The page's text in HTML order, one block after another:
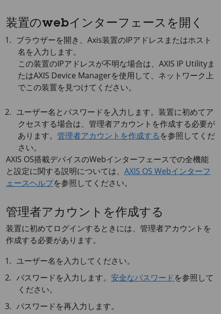
装置のwebインターフェースを開く
ブラウザーを開き、Axis装置のIPアドレスまたはホスト
名を入力します。
この装置のIPアドレスが不明な場合は、 AXIS IP Utilityま
たはAXIS Device Managerを使用して、ネットワーク上
でこの装置を見つけてください。
ユーザー名とパスワードを入力します。装置に初めてア
クセスする場合は、管理者アカウントを作成する必要が
あります。 管理者アカウントを作成するを参照してくだ
さい。
AXIS OS搭載デバイスのWebインターフェースでの全機能
と設定に関する説明については、 AXIS OS Webインターフ
ェースヘルプを参照してください。
管理者アカウントを作成する
装置に初めてログインするときには、管理者アカウントを
作成する必要があります。
ユーザー名を入力してください。
パスワードを入力します。安全なパスワードを参照して
ください。
パスワードを再入力します。